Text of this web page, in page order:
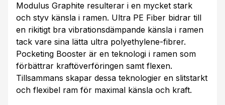
Modulus Graphite resulterar i en mycket stark
och styv känsla i ramen. Ultra PE Fiber bidrar till
en rikitigt bra vibrationsdämpande känsla i ramen
tack vare sina lätta ultra polyethylene-fibrer.
Pocketing Booster är en teknologi i ramen som
förbättrar kraftöverföringen samt flexen.
Tillsammans skapar dessa teknologier en slitstarkt
och flexibel ram för maximal känsla och kraft.